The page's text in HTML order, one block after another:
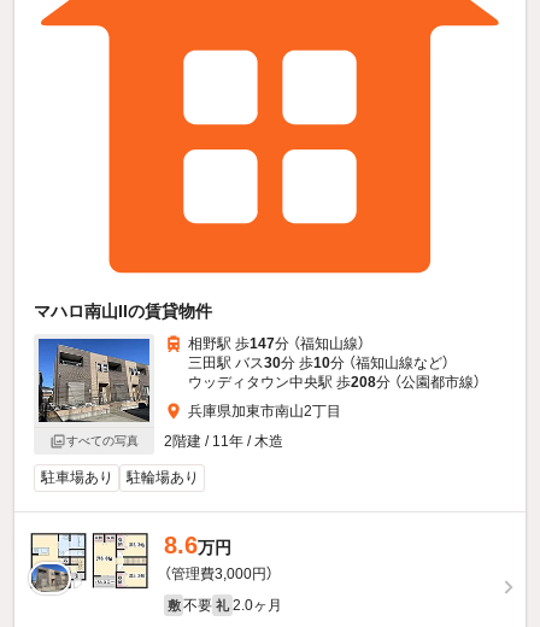
マハロ南山IIの賃貸物件
すべての写真
相野駅 歩147分 （福知山線）
三田駅 バス30分 歩10分 （福知山線など）
ウッディタウン中央駅 歩208分 （公園都市線）
兵庫県加東市南山2丁目
2階建 / 11年 / 木造
駐車場あり 駐輪場あり
8.6万円
（管理費3,000円）
敷 不要 礼 2.0ヶ月